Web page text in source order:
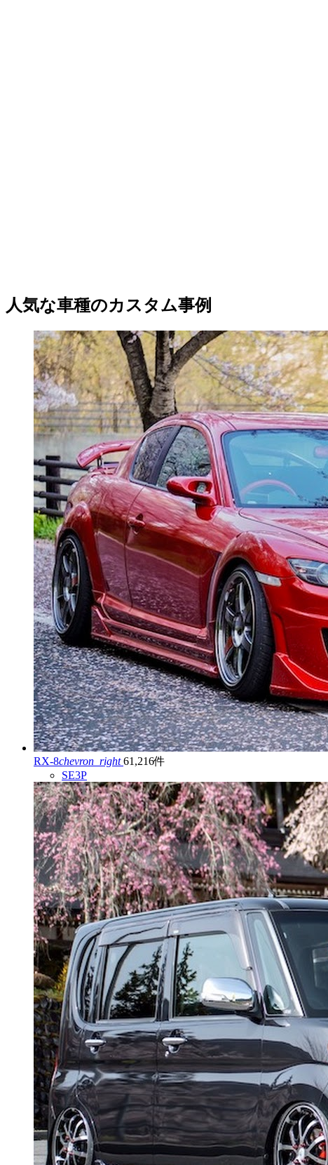
人気な車種のカスタム事例
RX-8chevron_right 61,216件
SE3P